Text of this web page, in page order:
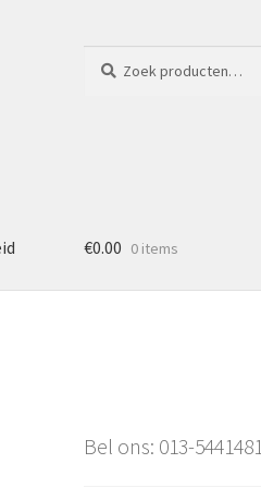
naar:
€0.00 0 items
Bel ons: 013-5441481